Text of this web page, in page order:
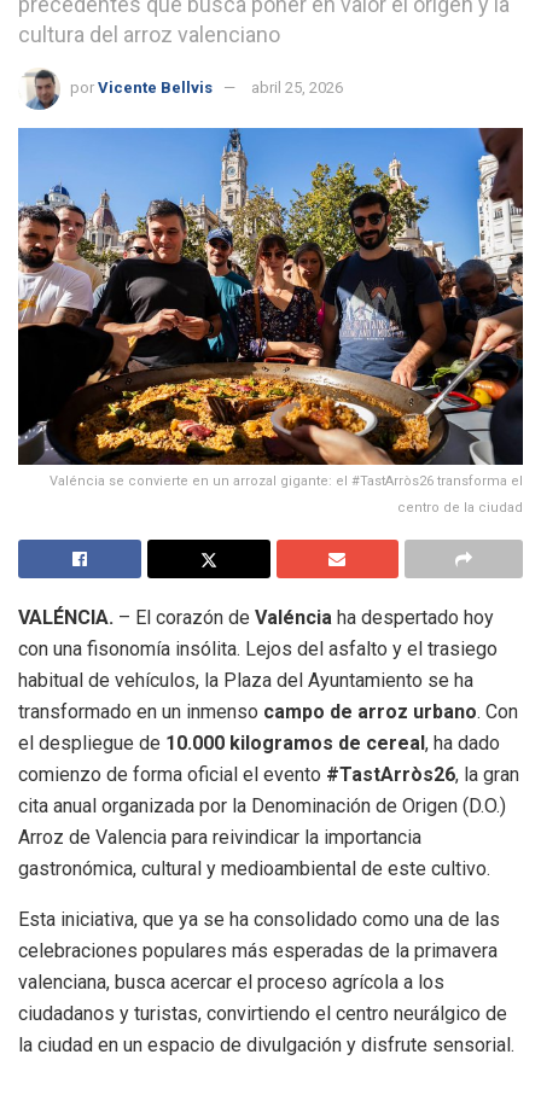
cultura del arroz valenciano
por Vicente Bellvis abril 25, 2026
Valéncia se convierte en un arrozal gigante: el #TastArròs26 transforma el
centro de la ciudad
VALÉNCIA. – El corazón de Valéncia ha despertado hoy
con una fisonomía insólita. Lejos del asfalto y el trasiego
habitual de vehículos, la Plaza del Ayuntamiento se ha
transformado en un inmenso campo de arroz urbano. Con
el despliegue de 10.000 kilogramos de cereal, ha dado
comienzo de forma oficial el evento #TastArròs26, la gran
cita anual organizada por la Denominación de Origen (D.O.)
Arroz de Valencia para reivindicar la importancia
gastronómica, cultural y medioambiental de este cultivo.
Esta iniciativa, que ya se ha consolidado como una de las
celebraciones populares más esperadas de la primavera
valenciana, busca acercar el proceso agrícola a los
ciudadanos y turistas, convirtiendo el centro neurálgico de
la ciudad en un espacio de divulgación y disfrute sensorial.